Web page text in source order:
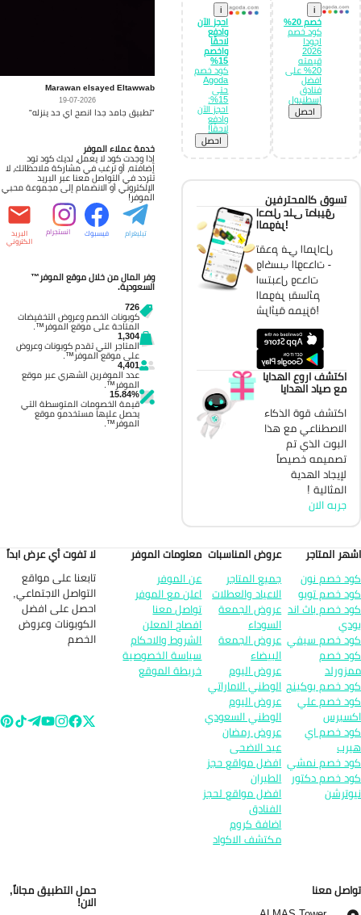
i
خصم 20%
كود خصم
اجودا
2026
قيمته
20% على
افضل
فنادق
إسطنبول
احصل
i
احجز الآن
وادفع
لاحقًا
واخصم
15%
كود خصم
Agoda
حتى
15%:
احجز الآن
وادفع
لاحقًا!
احصل
تسوق كالمحترفين
احصل على تطبيق
الموفر!
تقدم في المراحل
واكسب الوحدات -
استبدل وحدات
الموفر بقسائم
شرائية مميزة!
اكتشف اروع الهدايا
مع صياد الهدايا
اكتشف قوة الذكاء
الاصطناعي مع هذا
البوت الذي تم
تصميمه خصيصاً
لإيجاد الهدية
المثالية !
جربه الان
Marawan elsayed Eltawwab
19-07-2026
"تطبيق جامد جدا انصح اي حد ينزله"
خدمة عملاء الموفر
إذا وجدت كود لا يعمل، لديك كود تود
إضافته، أو ترغب في مشاركة ملاحظاتك، لا
تتردد في التواصل معنا عبر البريد
الإلكتروني أو الانضمام إلى مجموعة محبي
الموفر!
تيليغرام فيسبوك انستجرام البريد
الكتروني
وفر المال من خلال موقع الموفر™
السعودية.
726
كوبونات الخصم وعروض التخفيضات
المتاحة على موقع الموفر™.
1,304
المتاجر التي تقدم كوبونات وعروض
على موقع الموفر™.
4,401
عدد الموفرين الشهري عبر موقع
الموفر™.
15.84%
قيمة الخصومات المتوسطة التي
يحصل عليها مستخدمو موقع
الموفر™.
المتاجر
خصم نون
خصم تويو
خصم باث اند
خصم سيفي
خصم
خصم بوكينج
خصم علي
خصم اي
خصم نمشي
خصم دكتور
عروض المناسبات
جميع المتاجر
الاعياد والعطلات
عروض الجمعة
السوداء
عروض الجمعة
البيضاء
عروض اليوم
الوطني الاماراتي
عروض اليوم
الوطني السعودي
عروض رمضان
عيد الاضحى
افضل مواقع حجز
الطيران
افضل مواقع لحجز
الفنادق
اضافة كروم
مكتشف الاكواد
معلومات الموفر
عن الموفر
اعلن مع الموفر
تواصل معنا
افصاح المعلن
الشروط والاحكام
سياسة الخصوصية
خريطة الموقع
لا تفوت أي عرض ابداً
تابعنا على مواقع
التواصل الاجتماعي,
احصل على افضل
الكوبونات وعروض
الخصم
معنا
حمل التطبيق مجاناً,
الان!